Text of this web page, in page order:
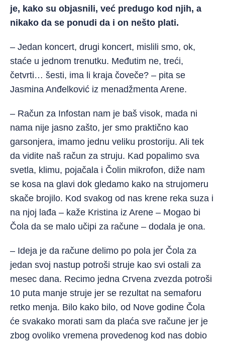
je, kako su objasnili, već predugo kod njih, a
nikako da se ponudi da i on nešto plati.
– Jedan koncert, drugi koncert, mislili smo, ok,
staće u jednom trenutku. Međutim ne, treći,
četvrti… šesti, ima li kraja čoveče? – pita se
Jasmina Anđelković iz menadžmenta Arene.
– Račun za Infostan nam je baš visok, mada ni
nama nije jasno zašto, jer smo praktično kao
garsonjera, imamo jednu veliku prostoriju. Ali tek
da vidite naš račun za struju. Kad popalimo sva
svetla, klimu, pojačala i Čolin mikrofon, diže nam
se kosa na glavi dok gledamo kako na strujomeru
skače brojilo. Kod svakog od nas krene reka suza i
na njoj lađa – kaže Kristina iz Arene – Mogao bi
Čola da se malo učipi za račune – dodala je ona.
– Ideja je da račune delimo po pola jer Čola za
jedan svoj nastup potroši struje kao svi ostali za
mesec dana. Recimo jedna Crvena zvezda potroši
10 puta manje struje jer se rezultat na semaforu
retko menja. Bilo kako bilo, od Nove godine Čola
će svakako morati sam da plaća sve račune jer je
zbog ovoliko vremena provedenog kod nas dobio